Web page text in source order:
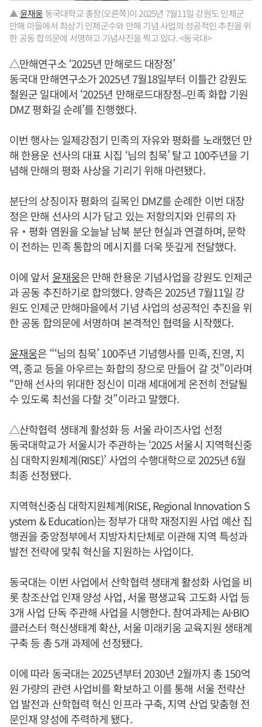
▲윤재웅 동국대학교 총장(오른쪽)이 2025년 7월11일 강원도 인제군
만해 마을에서 최상기 인제군수와 만해 기념 사업의 성공적인 추진을 위
한 공동 합의문에 서명하고 기념사진을 찍고 있다. <동국대>
△만해연구소 ‘2025년 만해로드 대장정’
동국대 만해연구소가 2025년 7월18일부터 이틀간 강원도
철원군 일대에서 ‘2025년 만해로드대장정–민족 화합 기원
DMZ 평화길 순례’를 진행했다.
이번 행사는 일제강점기 민족의 자유와 평화를 노래했던 만
해 한용운 선사의 대표 시집 ‘님의 침묵’ 탈고 100주년을 기
념해 만해의 평화 사상을 기리기 위해 마련됐다.
분단의 상징이자 평화의 길목인 DMZ를 순례한 이번 대장
정은 만해 선사의 시가 담고 있는 저항의지와 인류의 자
유‧평화 염원을 오늘날 남북 분단 현실과 연결하며, 문학
이 전하는 민족 통합의 메시지를 더욱 뜻깊게 전달했다.
이에 앞서 윤재웅은 만해 한용운 기념사업을 강원도 인제군
과 공동 추진하기로 합의했다. 양측은 2025년 7월11일 강
원도 인제군 만해마을에서 기념 사업의 성공적인 추진을 위
한 공동 합의문에 서명하며 본격적인 협력을 시작했다.
윤재웅은 “‘님의 침묵’ 100주년 기념행사를 민족, 진영, 지
역, 종교 등을 아우르는 화합의 장으로 만들어 갈 것”이라며
“만해 선사의 위대한 정신이 미래 세대에게 온전히 전달될
수 있도록 최선을 다할 것”이라고 말했다.
△산학협력 생태계 활성화 등 서울 라이즈사업 선정
동국대학교가 서울시가 주관하는 ‘2025 서울시 지역혁신중
심 대학지원체계(RISE)’ 사업의 수행대학으로 2025년 6월
최종 선정됐다.
지역혁신중심 대학지원체계(RISE, Regional Innovation S
ystem & Education)는 정부가 대학 재정지원 사업 예산 집
행권을 중앙정부에서 지방자치단체로 이관해 지역 특성과
발전 전략에 맞춰 혁신을 지원하는 사업이다.
동국대는 이번 사업에서 산학협력 생태계 활성화 사업을 비
롯 창조산업 인재 양성 사업, 서울 평생교육 고도화 사업 등
3개 사업 단독 주관해 사업을 시행한다. 참여과제는 AI·BIO
클러스터 혁신생태계 확산, 서울 미래키움 교육지원 생태계
구축 등 총 5개 과제에 선정됐다.
이에 따라 동국대는 2025년부터 2030년 2월까지 총 150억
원 가량의 관련 사업비를 확보하고 이를 통해 서울 전략산
업 발전과 산학협력 혁신 인프라 구축, 지역 산업 맞춤형 전
문인재 양성에 주력하게 됐다.